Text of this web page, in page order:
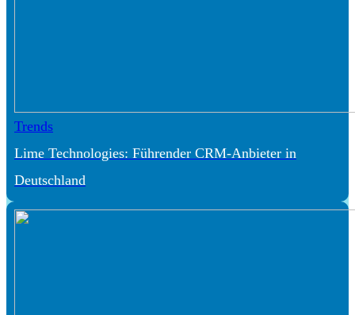
Trends
Lime Technologies: Führender CRM-Anbieter in
Deutschland